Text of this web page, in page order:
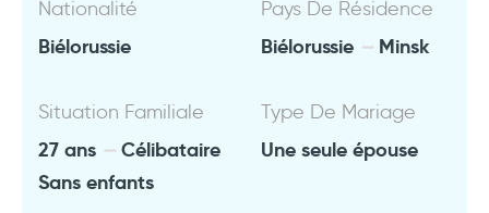
Nationalité
Biélorussie
Pays De Résidence
Biélorussie Minsk
Situation Familiale
27 ans
Célibataire
Sans enfants
Type De Mariage
Une seule épouse